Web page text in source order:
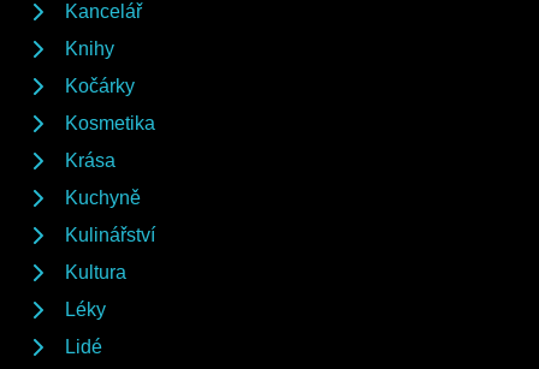
Kancelář
Knihy
Kočárky
Kosmetika
Krása
Kuchyně
Kulinářství
Kultura
Léky
Lidé